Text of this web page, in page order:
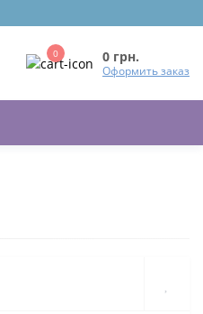
0 0 грн.
Оформить заказ